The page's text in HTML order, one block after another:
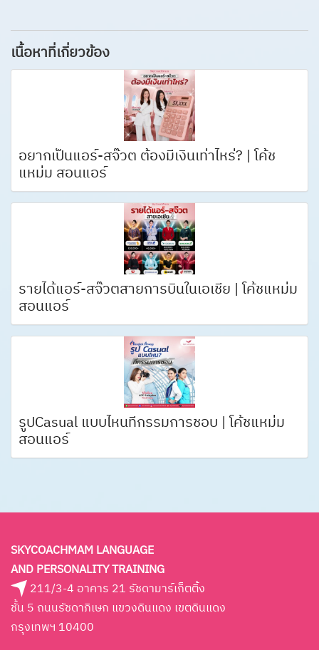
เนื้อหาที่เกี่ยวข้อง
อยากเป็นแอร์-สจ๊วต ต้องมีเงินเท่าไหร่? | โค้ช
แหม่ม สอนแอร์
รายได้แอร์-สจ๊วตสายการบินในเอเชีย | โค้ชแหม่ม
สอนแอร์
รูปCasual แบบไหนที่กรรมการชอบ | โค้ชแหม่ม
สอนแอร์
SKYCOACHMAM LANGUAGE
AND PERSONALITY TRAINING
211/3-4 อาคาร 21 รัชดามาร์เก็ตติ้ง
ชั้น 5 ถนนรัชดาภิเษก แขวงดินแดง เขตดินแดง
กรุงเทพฯ 10400